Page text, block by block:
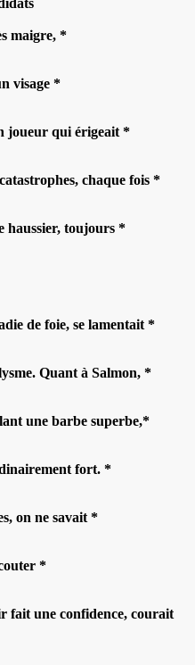
maigre, *
visage *
joueur qui érigeait *
chaque fois *
haussier, toujours *
de foie, se lamentait *
Quant à Salmon, *
une barbe superbe,*
fort. *
on ne savait *
*
fait une confidence, courait